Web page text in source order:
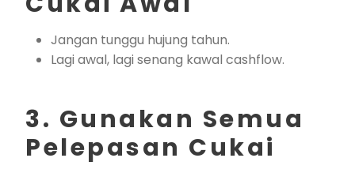
Jangan tunggu hujung tahun.
Lagi awal, lagi senang kawal cashflow.
3. Gunakan Semua
Pelepasan Cukai